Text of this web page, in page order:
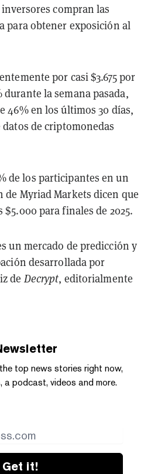
compran las
para obtener exposición al
por casi $3.675 por
durante la semana pasada,
46% en los últimos 30 días,
de criptomonedas
de los participantes en un
de Myriad Markets dicen que
para finales de 2025.
un mercado de predicción y
desarrollada por
de Decrypt, editorialmente
top news stories right now,
a podcast, videos and more.
Get it!